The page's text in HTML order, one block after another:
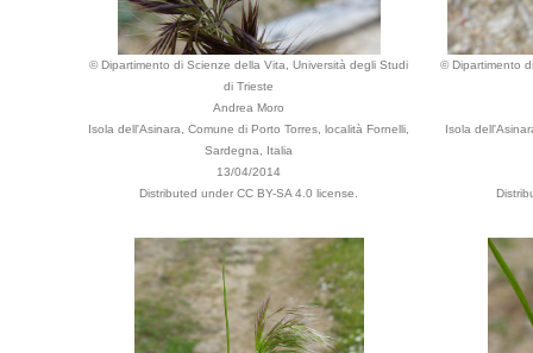
© Dipartimento di Scienze della Vita, Università degli Studi
di Trieste
Andrea Moro
Isola dell'Asinara, Comune di Porto Torres, località Fornelli,
Sardegna, Italia
13/04/2014
Distributed under CC BY-SA 4.0 license.
© Dipartimento
Isola